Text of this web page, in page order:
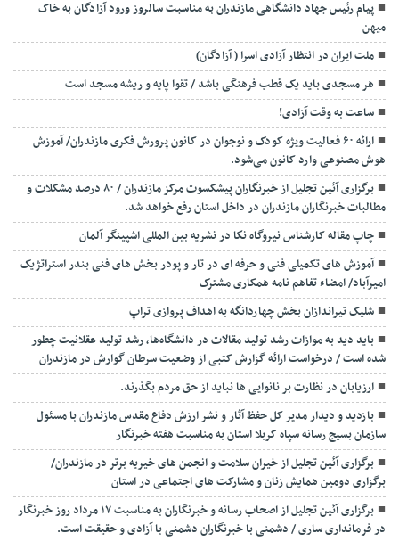
پیام رئیس جهاد دانشگاهی مازندران به مناسبت سالروز ورود آزادگان به خاک
میهن
ملت ایران در انتظار آزادی اسرا ( آزادگان)
هر مسجدی باید یک قطب فرهنگی باشد / تقوا پایه و ریشه مسجد است
ساعت به وقت آزادی!
ارائه ۶۰ فعالیت ویژه کودک و نوجوان در کانون پرورش فکری مازندران/ آموزش
هوش مصنوعی وارد کانون می‌شود.
برگزاری آئین تجلیل از خبرنگاران پیشکسوت مرکز مازندران / ۸۰ درصد مشکلات و
مطالبات خبرنگاران مازندران در داخل استان رفع خواهد شد.
چاپ مقاله کارشناس نيروگاه نكا در نشریه بین المللی اشپینگر آلمان
آموزش های تکمیلی فنی و حرفه ای در تار و پودر بخش های فنی بندر استراتژیک
امیرآباد/ امضاء تفاهم نامه همکاری مشترک
شلیک تیراندازان بخش چهاردانگه به اهداف پروازی تراپ
باید دید به موازات رشد تولید مقالات در دانشگاه‌ها، رشد تولید عقلانیت چطور
شده است / درخواست ارائه گزارش کتبی از وضعیت سرطان گوارش در مازندران
ارزیابان در نظارت بر نانوایی ها نباید از حق مردم بگذرند.
بازدید و دیدار مدیر کل حفظ آثار و نشر ارزش دفاع مقدس مازندران با مسئول
سازمان بسیج رسانه سپاه کربلا استان به مناسبت هفته خبرنگار
برگزاری آئین تجلیل از خیران سلامت و انجمن های خیریه برتر در مازندران/
برگزاری دومین همایش زنان و مشارکت های اجتماعی در استان
برگزاری آئین تجلیل از اصحاب رسانه و خبرنگاران به مناسبت ۱۷ مرداد روز خبرنگار
در فرمانداری ساری / دشمنی با خبرنگاران دشمنی با آزادی و حقیقت است.